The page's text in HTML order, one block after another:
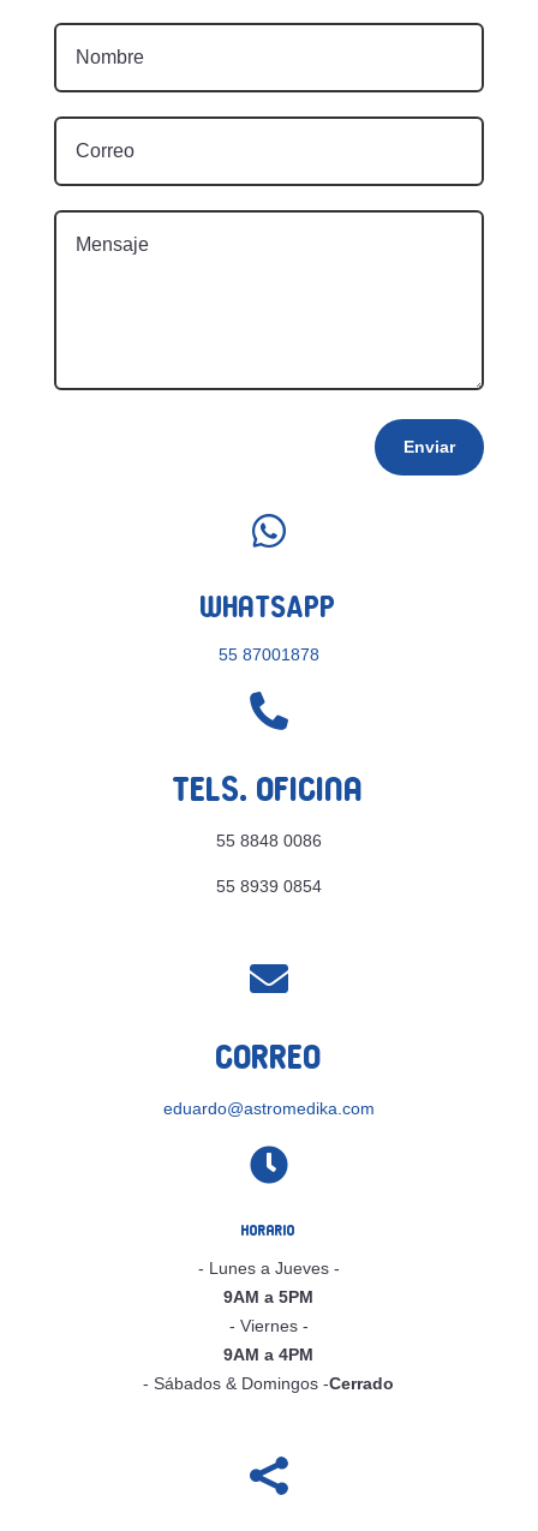
Enviar

WhatsApp
55 87001878

Tels. Oficina
55 8848 0086
55 8939 0854

Correo
eduardo@astromedika.com

Horario
- Lunes a Jueves -
9AM a 5PM
- Viernes -
9AM a 4PM
- Sábados & Domingos -Cerrado
